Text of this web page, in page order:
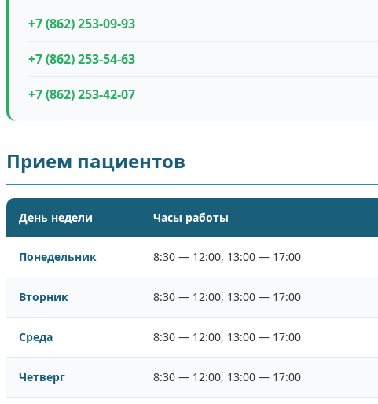
+7 (862) 253-09-93
+7 (862) 253-54-63
+7 (862) 253-42-07
Прием пациентов
День недели Часы работы
Понедельник 8:30 — 12:00, 13:00 — 17:00
Вторник 8:30 — 12:00, 13:00 — 17:00
Среда 8:30 — 12:00, 13:00 — 17:00
Четверг 8:30 — 12:00, 13:00 — 17:00